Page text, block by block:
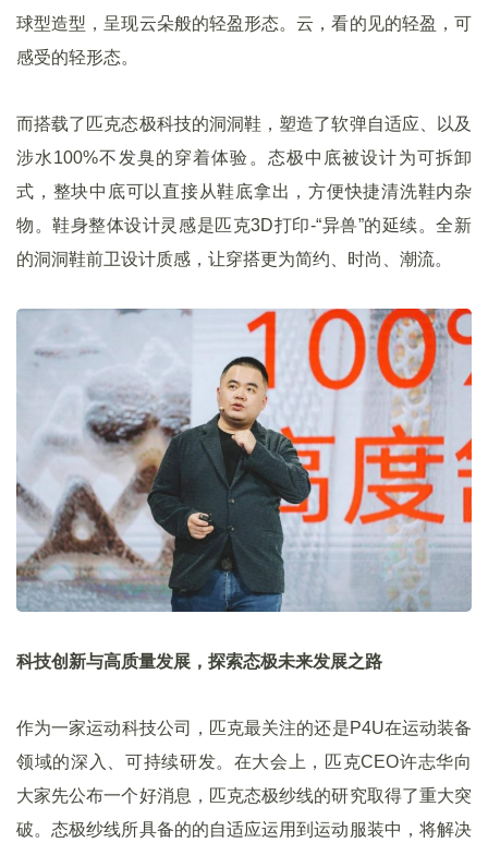
球型造型，呈现云朵般的轻盈形态。云，看的见的轻盈，可
感受的轻形态。
而搭载了匹克态极科技的洞洞鞋，塑造了软弹自适应、以及
涉水100%不发臭的穿着体验。态极中底被设计为可拆卸
式，整块中底可以直接从鞋底拿出，方便快捷清洗鞋内杂
物。鞋身整体设计灵感是匹克3D打印-“异兽”的延续。全新
的洞洞鞋前卫设计质感，让穿搭更为简约、时尚、潮流。
科技创新与高质量发展，探索态极未来发展之路
作为一家运动科技公司，匹克最关注的还是P4U在运动装备
领域的深入、可持续研发。在大会上，匹克CEO许志华向
大家先公布一个好消息，匹克态极纱线的研究取得了重大突
破。态极纱线所具备的的自适应运用到运动服装中，将解决